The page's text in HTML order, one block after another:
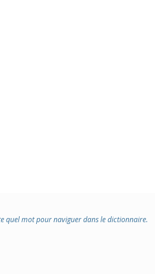
quel mot pour naviguer dans le dictionnaire.